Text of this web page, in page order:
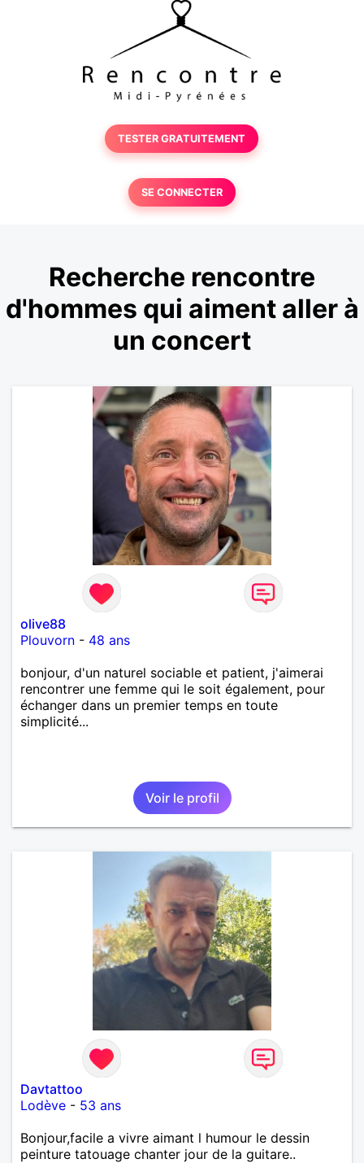
TESTER GRATUITEMENT
SE CONNECTER
Recherche rencontre
d'hommes qui aiment aller à
un concert
olive88
Plouvorn - 48 ans
bonjour, d'un naturel sociable et patient, j'aimerai
rencontrer une femme qui le soit également, pour
échanger dans un premier temps en toute
simplicité...
Voir le profil
Davtattoo
Lodève - 53 ans
Bonjour,facile a vivre aimant l humour le dessin
peinture tatouage chanter jour de la guitare..